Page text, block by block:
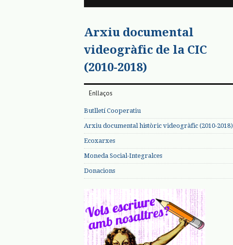
Arxiu documental
videogràfic de la CIC
(2010-2018)
Enllaços
Butlletí Cooperatiu
Arxiu documental històric videogràfic (2010-2018)
Ecoxarxes
Moneda Social-Integralces
Donacions